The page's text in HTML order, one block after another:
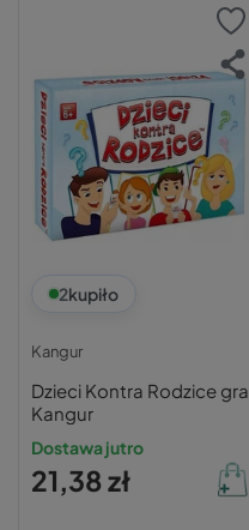
2kupiło
Kangur
Dzieci Kontra Rodzice gra
Kangur
Dostawa jutro
21,38 zł